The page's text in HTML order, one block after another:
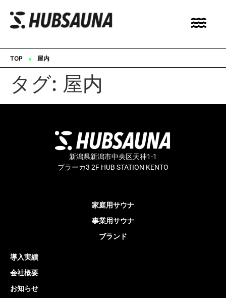
TOP ▪︎ 屋内
タグ: 屋内
新潟県新潟市中央区天神1-1
プラーカ3 2F HUB STATION KENTO
家庭用サウナ
事業用サウナ
ブランド
導入実績
会社概要
お知らせ